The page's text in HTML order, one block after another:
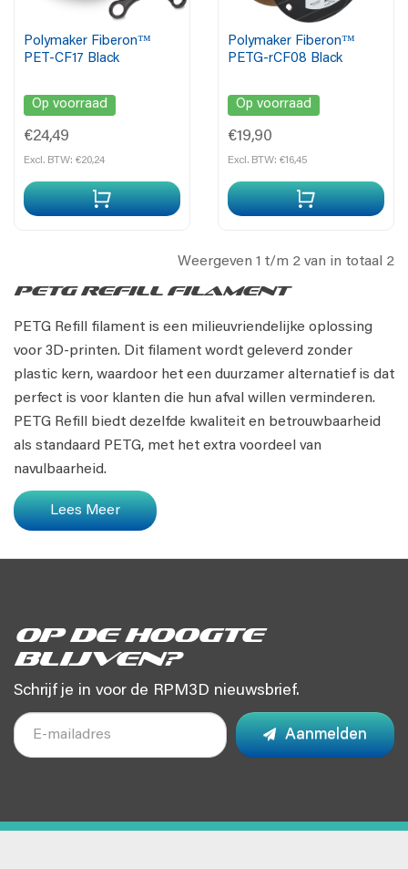
Polymaker Fiberon™
PET-CF17 Black
Op voorraad
€24,49
Excl. BTW: €20,24
Polymaker Fiberon™
PETG-rCF08 Black
Op voorraad
€19,90
Excl. BTW: €16,45
Weergeven 1 t/m 2 van in totaal 2
PETG Refill Filament
PETG Refill filament is een milieuvriendelijke oplossing
voor 3D-printen. Dit filament wordt geleverd zonder
plastic kern, waardoor het een duurzamer alternatief is dat
perfect is voor klanten die hun afval willen verminderen.
PETG Refill biedt dezelfde kwaliteit en betrouwbaarheid
als standaard PETG, met het extra voordeel van
navulbaarheid.
Lees Meer
Op de hoogte
blijven?
Schrijf je in voor de RPM3D nieuwsbrief.
Aanmelden